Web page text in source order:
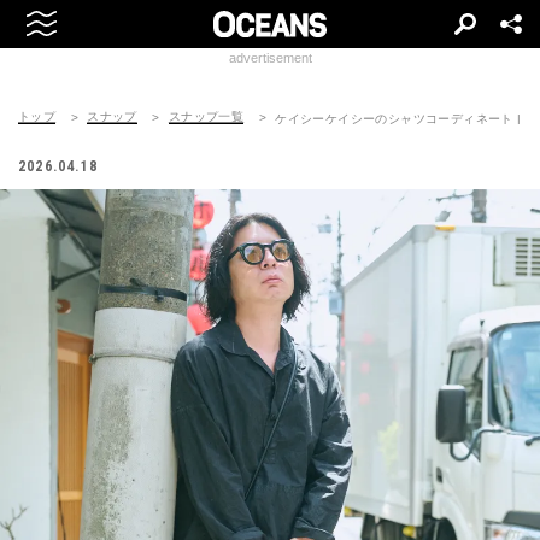
advertisement
トップ スナップ スナップ一覧 ケイシーケイシーのシャツコーディネート |
2026.04.18